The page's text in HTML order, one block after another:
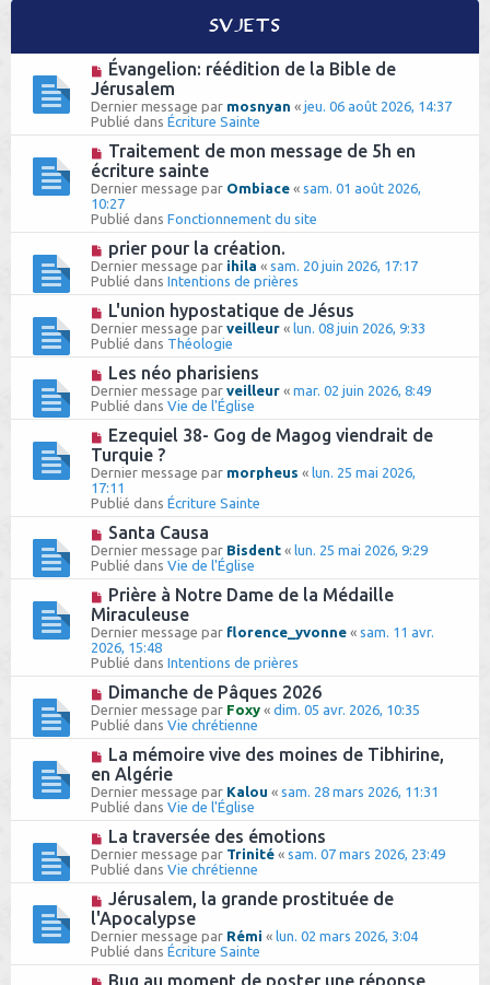
e
Sujets
N
o
u
v
e
a
m
e
s
s
a
g
e
Évangelion: réédition de la Bible de
Jérusalem
Dernier message par mosnyan « jeu. 06 août 2026, 14:37
Publié dans Écriture Sainte
N
u
v
e
a
m
e
s
s
a
g
e
Traitement de mon message de 5h en
écriture sainte
Dernier message par Ombiace « sam. 01 août 2026,
10:27
Publié dans Fonctionnement du site
N
o
u
v
e
a
u
m
e
s
s
a
g
e
prier pour la création.
Dernier message par ihila « sam. 20 juin 2026, 17:17
Publié dans Intentions de prières
N
o
u
v
e
a
u
m
e
s
s
a
g
e
L'union hypostatique de Jésus
Dernier message par veilleur « lun. 08 juin 2026, 9:33
Publié dans Théologie
N
o
u
v
e
a
u
m
e
s
a
g
e
Les néo pharisiens
Dernier message par veilleur « mar. 02 juin 2026, 8:49
Publié dans Vie de l'Église
N
u
v
e
a
u
m
e
s
s
a
g
e
Ezequiel 38- Gog de Magog viendrait de
Turquie ?
Dernier message par morpheus « lun. 25 mai 2026,
17:11
Publié dans Écriture Sainte
N
o
u
v
e
a
u
m
e
s
s
a
g
e
Santa Causa
Dernier message par Bisdent « lun. 25 mai 2026, 9:29
Publié dans Vie de l'Église
N
o
u
v
e
a
u
m
e
s
s
a
g
e
Prière à Notre Dame de la Médaille
Miraculeuse
Dernier message par florence_yvonne « sam. 11 avr.
2026, 15:48
Publié dans Intentions de prières
N
o
u
v
e
a
u
m
e
s
s
a
g
e
Dimanche de Pâques 2026
Dernier message par Foxy « dim. 05 avr. 2026, 10:35
Publié dans Vie chrétienne
N
u
v
e
a
u
m
e
s
a
g
e
La mémoire vive des moines de Tibhirine,
en Algérie
Dernier message par Kalou « sam. 28 mars 2026, 11:31
Publié dans Vie de l'Église
N
o
u
v
a
u
m
e
s
La traversée des émotions
Dernier message par Trinité « sam. 07 mars 2026, 23:49
Publié dans Vie chrétienne
o
u
v
e
a
Jérusalem, la grande prostituée de
l'Apocalypse
Dernier message par Rémi « lun. 02 mars 2026, 3:04
Publié dans Écriture Sainte
NBug au moment de poster une réponse